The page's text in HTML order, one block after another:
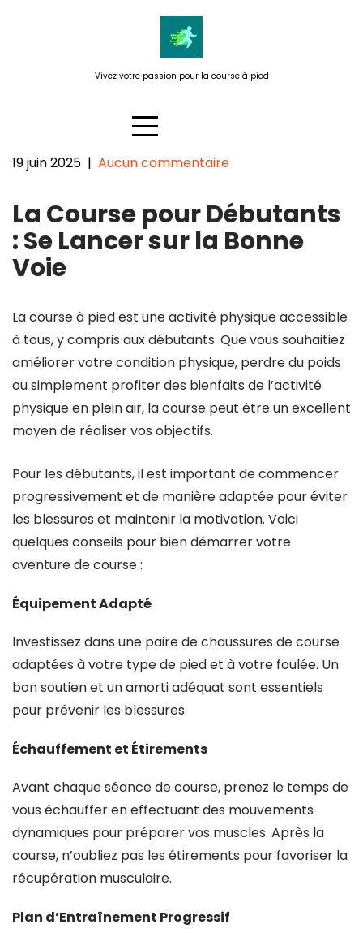
Vivez votre passion pour la course à pied
Débutants en Course à Pied
19 juin 2025 | Aucun commentaire
La Course pour Débutants
: Se Lancer sur la Bonne
Voie
La course à pied est une activité physique accessible
à tous, y compris aux débutants. Que vous souhaitiez
améliorer votre condition physique, perdre du poids
ou simplement profiter des bienfaits de l’activité
physique en plein air, la course peut être un excellent
moyen de réaliser vos objectifs.
Pour les débutants, il est important de commencer
progressivement et de manière adaptée pour éviter
les blessures et maintenir la motivation. Voici
quelques conseils pour bien démarrer votre
aventure de course :
Équipement Adapté
Investissez dans une paire de chaussures de course
adaptées à votre type de pied et à votre foulée. Un
bon soutien et un amorti adéquat sont essentiels
pour prévenir les blessures.
Échauffement et Étirements
Avant chaque séance de course, prenez le temps de
vous échauffer en effectuant des mouvements
dynamiques pour préparer vos muscles. Après la
course, n’oubliez pas les étirements pour favoriser la
récupération musculaire.
Plan d’Entraînement Progressif